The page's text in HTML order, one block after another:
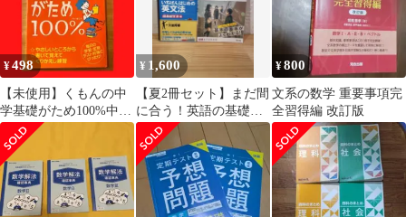
¥498
【未使用】くもんの中
学基礎がため100%中学
国語: 学習指導要領対応
(文法編)
¥ 1,600
【夏2冊セット】まだ間
に合う！英語の基礎を
やり直そう！大岩先生
の英文法と英文読解
¥800
文系の数学 重要事項完
全習得編 改訂版